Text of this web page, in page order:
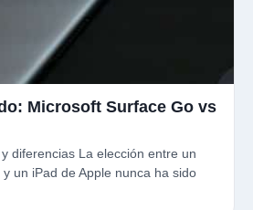
Microsoft Surface Go vs
diferencias La elección entre un
un iPad de Apple nunca ha sido